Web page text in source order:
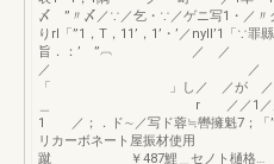
〆 ”〃〆／∵／乞・∵／ゲニ写1・
りrl「”1，T，11’，1’・’／nyll’1「∵罪
旨．：’ ”︹ ／
／
「 」し／ ／が ／切．
＿ r ／／1／多老／
1 ／；．ド∼／写ド蓉≒轡擁魁7；「
リカーボネート屋振材使
蹴 ￥487鯉＿セノト樋格… …執